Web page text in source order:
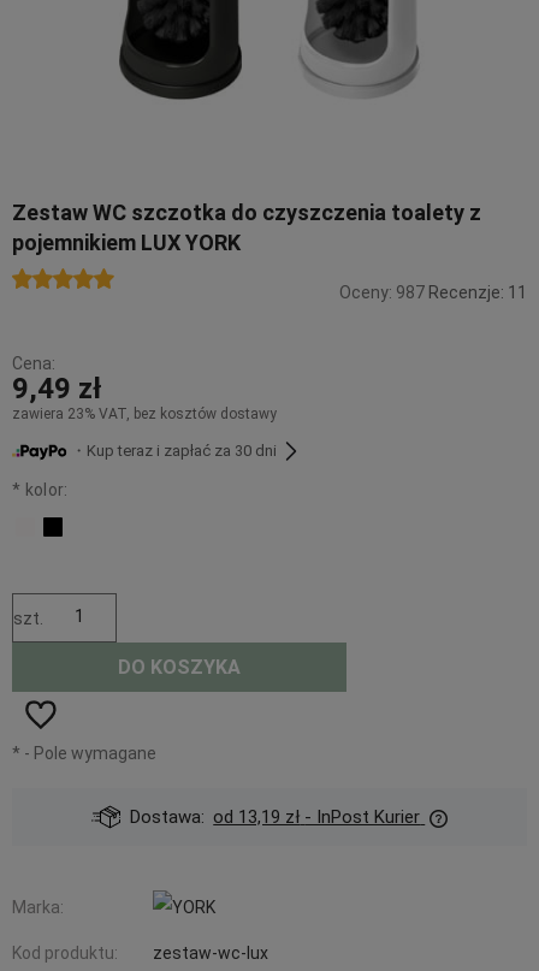
Zestaw WC szczotka do czyszczenia toalety z
pojemnikiem LUX YORK
Oceny: 987 Recenzje: 11
Cena:
9,49 zł
zawiera 23% VAT, bez kosztów dostawy
・Kup teraz i zapłać za 30 dni
* kolor:
szt.
DO KOSZYKA
* - Pole wymagane
Dostawa: od 13,19 zł - InPost Kurier
Marka:
Kod produktu: zestaw-wc-lux